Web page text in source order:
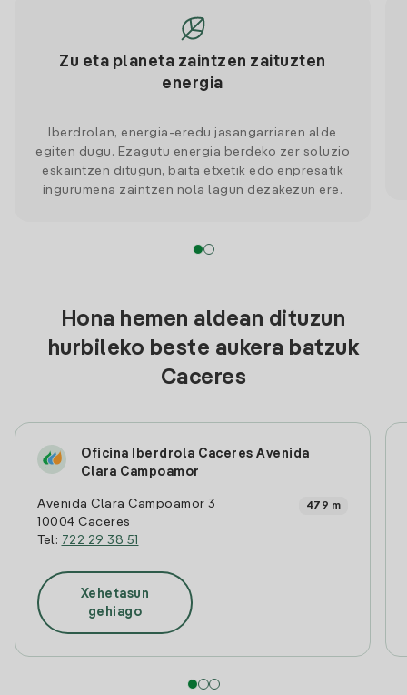
Zu eta planeta zaintzen zaituzten
energia
Iberdrolan, energia-eredu jasangarriaren alde
egiten dugu. Ezagutu energia berdeko zer soluzio
eskaintzen ditugun, baita etxetik edo enpresatik
ingurumena zaintzen nola lagun dezakezun ere.
Hona hemen aldean dituzun
hurbileko beste aukera batzuk
Caceres
Oficina Iberdrola Caceres Avenida
Clara Campoamor
Avenida Clara Campoamor 3
10004 Caceres
Tel: 722 29 38 51
479 m
Xehetasun
gehiago